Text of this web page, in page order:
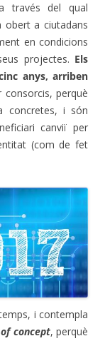
través del qual
a ciutadans
en condicions
projectes. Els
anys, arriben
consorcis, perquè
concretes, i són
canviï per
(com de fet
i contempla
concept, perquè